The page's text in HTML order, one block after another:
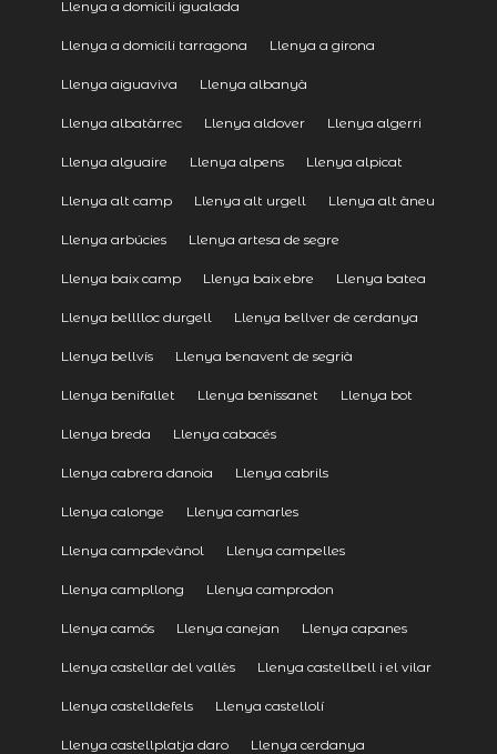
Llenya a domicili igualada
Llenya a domicili tarragona Llenya a girona
Llenya aiguaviva Llenya albanyà
Llenya albatàrrec Llenya aldover Llenya algerri
Llenya alguaire Llenya alpens Llenya alpicat
Llenya alt camp Llenya alt urgell Llenya alt àneu
Llenya arbúcies Llenya artesa de segre
Llenya baix camp Llenya baix ebre Llenya batea
Llenya belllloc durgell Llenya bellver de cerdanya
Llenya bellvís Llenya benavent de segrià
Llenya benifallet Llenya benissanet Llenya bot
Llenya breda Llenya cabacés
Llenya cabrera danoia Llenya cabrils
Llenya calonge Llenya camarles
Llenya campdevànol Llenya campelles
Llenya campllong Llenya camprodon
Llenya camós Llenya canejan Llenya capanes
Llenya castellar del vallès Llenya castellbell i el vilar
Llenya castelldefels Llenya castellolí
Llenya castellplatja daro Llenya cerdanya